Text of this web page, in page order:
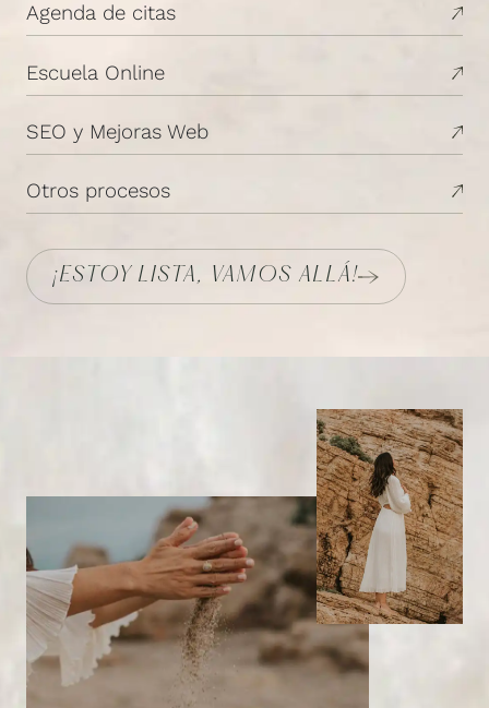
Agenda de citas
Escuela Online
SEO y Mejoras Web
Otros procesos
¡ESTOY LISTA, VAMOS ALLÁ!